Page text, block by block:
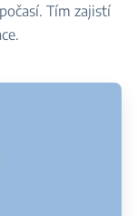
Tím zajistí